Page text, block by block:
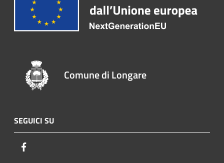
Comune di Longare
SEGUICI SU